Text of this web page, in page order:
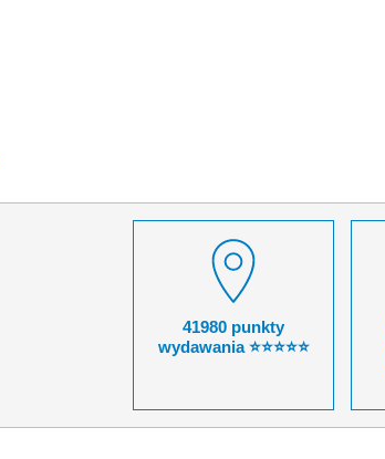
41980 punkty
wydawania ⭐⭐⭐⭐⭐